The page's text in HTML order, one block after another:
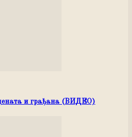
и грађана (ВИДЕО)